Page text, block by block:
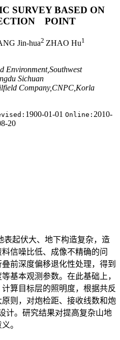
SURVEY BASED ON
POINT
Jin-hua2 ZHAO Hu1
Environment,Southwest
Sichuan
Company,CNPC,Korla
1900-01-01 Online: 2010-
20
表起伏大、地下构造复杂，造
信噪比低、成像不精确的问
前深度偏移退化性处理，得到
基本观测参数。在此基础上，
算目标层的照明度，根据共反
则，对炮检距、接收线数和炮
计。研究结果对提高复杂山地
。